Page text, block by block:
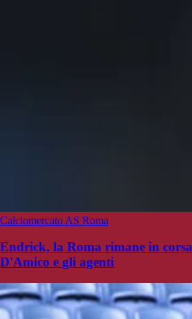
Calciomercato AS Roma
Endrick, la Roma rimane in
D'Amico e gli agenti